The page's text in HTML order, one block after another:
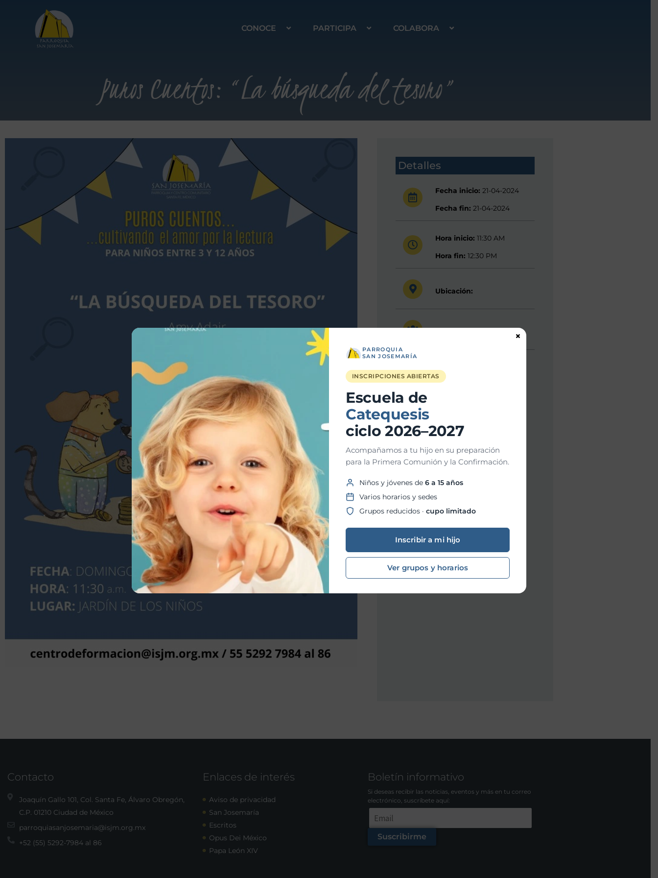
CONOCE PARTICIPA COLABORA
Puros Cuentos: “La búsqueda del tesoro”
Detalles
Fecha inicio: 21-04-2024
Fecha fin: 21-04-2024
Hora inicio: 11:30 AM
Hora fin: 12:30 PM
Ubicación:
Contacto
Joaquín Gallo 101, Col. Santa Fe, Álvaro Obregón,
C.P. 01210 Ciudad de México
parroquiasanjosemaria@isjm.org.mx
+52 (55) 5292-7984 al 86
Enlaces de interés
Aviso de privacidad
San Josemaría
Escritos
Opus Dei México
Papa León XIV
Boletín informativo
Si deseas recibir las noticias, eventos y más en tu correo
electrónico, suscríbete aquí:
Suscribirme
PARROQUIA
SAN JOSEMARÍA
INSCRIPCIONES ABIERTAS
Escuela de
Catequesis
ciclo 2026–2027
Acompañamos a tu hijo en su preparación
para la Primera Comunión y la Confirmación.
Niños y jóvenes de 6 a 15 años
Varios horarios y sedes
Grupos reducidos · cupo limitado
Inscribir a mi hijo
Ver grupos y horarios
×